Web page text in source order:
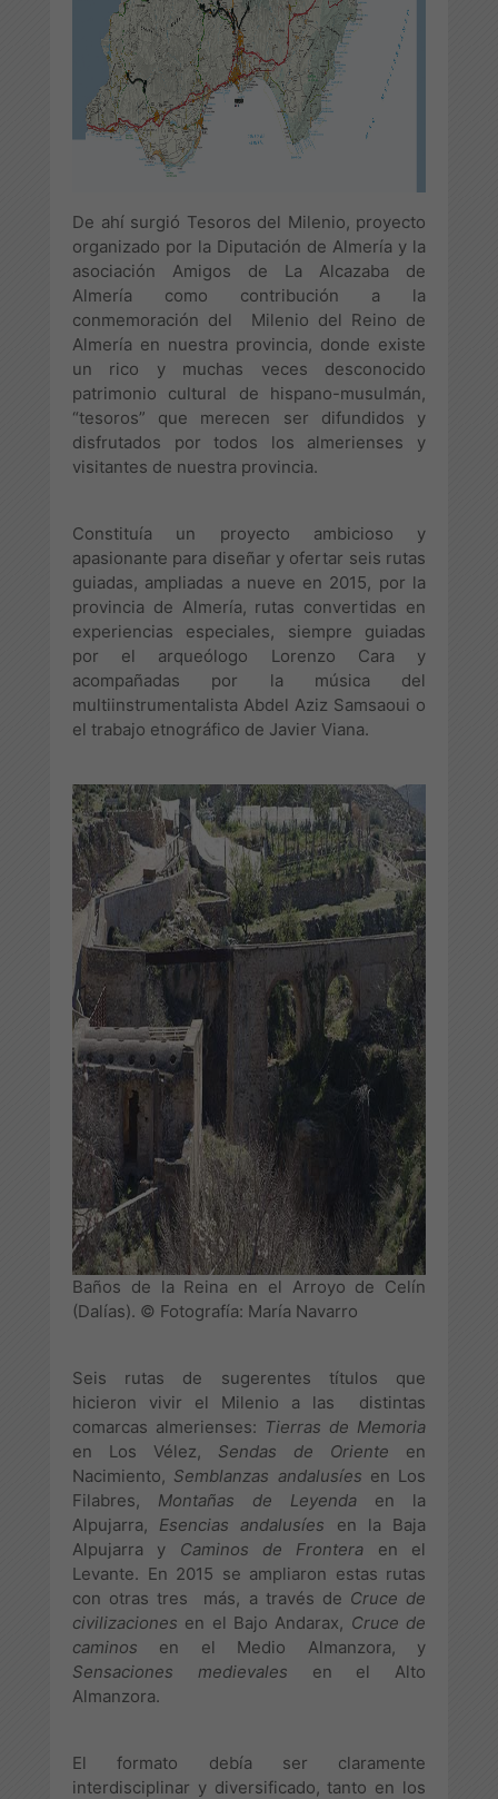
De ahí surgió Tesoros del Milenio, proyecto
organizado por la Diputación de Almería y la
asociación Amigos de La Alcazaba de
Almería como contribución a la
conmemoración del Milenio del Reino de
Almería en nuestra provincia, donde existe
un rico y muchas veces desconocido
patrimonio cultural de hispano-musulmán,
“tesoros” que merecen ser difundidos y
disfrutados por todos los almerienses y
visitantes de nuestra provincia.
Constituía un proyecto ambicioso y
apasionante para diseñar y ofertar seis rutas
guiadas, ampliadas a nueve en 2015, por la
provincia de Almería, rutas convertidas en
experiencias especiales, siempre guiadas
por el arqueólogo Lorenzo Cara y
acompañadas por la música del
multiinstrumentalista Abdel Aziz Samsaoui o
el trabajo etnográfico de Javier Viana.
Baños de la Reina en el Arroyo de Celín
(Dalías). © Fotografía: María Navarro
Seis rutas de sugerentes títulos que
hicieron vivir el Milenio a las distintas
comarcas almerienses: Tierras de Memoria
en Los Vélez, Sendas de Oriente en
Nacimiento, Semblanzas andalusíes en Los
Filabres, Montañas de Leyenda en la
Alpujarra, Esencias andalusíes en la Baja
Alpujarra y Caminos de Frontera en el
Levante. En 2015 se ampliaron estas rutas
con otras tres más, a través de Cruce de
civilizaciones en el Bajo Andarax, Cruce de
caminos en el Medio Almanzora, y
Sensaciones medievales en el Alto
Almanzora.
El formato debía ser claramente
interdisciplinar y diversificado, tanto en los